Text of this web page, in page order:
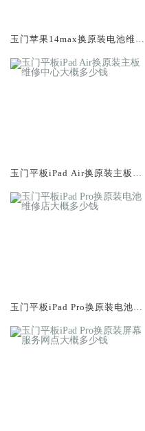
玉门苹果14max换原装电池维修
玉门平板iPad Air换原装主板维
玉门平板iPad Pro换原装电池维